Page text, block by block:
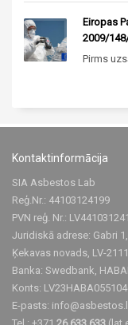
Eiropas
2009/
Pirms
Kontaktinformācija
SIA Asbestos Lab
Reģ.Nr.: 44103124199
PVN reģ. Nr.:
Juridiskā adrese: Gabri
Ķekavas novads, LV-
Banka: Swedbank,
Konts:
E-pasts: